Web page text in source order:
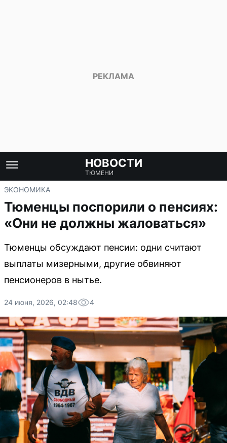
НОВОСТИ
ТЮМЕНИ
ЭКОНОМИКА
Тюменцы поспорили о пенсиях:
«Они не должны жаловаться»
Тюменцы обсуждают пенсии: одни считают
выплаты мизерными, другие обвиняют
пенсионеров в нытье.
24 июня, 2026, 02:48 4